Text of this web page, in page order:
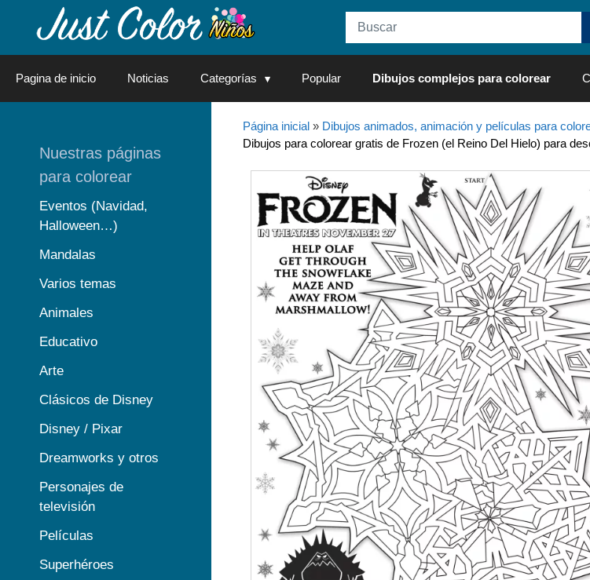
Pagina de inicio Noticias Categorías Popular Dibujos complejos para colorear
Página inicial» Dibujos animados, animación y películas para
Dibujos para colorear gratis de Frozen (el Reino Del Hielo) para
Nuestras páginas
para colorear
Eventos (Navidad,
Halloween…)
Mandalas
Varios temas
Animales
Educativo
Arte
Clásicos de Disney
Disney / Pixar
Dreamworks y otros
Personajes de
televisión
Películas
Superhéroes